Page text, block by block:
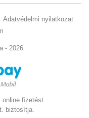
Adatvédelmi nyilatkozat
- 2026
online ﬁzetést
biztosítja.